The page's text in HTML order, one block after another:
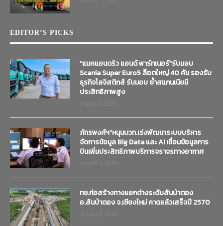
EDITOR’S PICKS
“แมคแอนดริว แอนด์ พาร์ทเนอร์”รับมอบ
Scania Super Euro5 ล็อตใหญ่ 40 คัน รองรับ
ธุรกิจโลจิสติกส์ รับมอบ ย้ำสแกนเนียมี
ประสิทธิภาพสูง
ภัทรพงศ์ฯ”หนุนบวท.เร่งพัฒนาระบบบริหาร
จัดการข้อมูล Big Data และ AI เชื่อมข้อมูลการ
บินเพิ่มประสิทธิภาพบริการจราจรทางอากาศ
ทช.ก่อสร้างทางแยกต่างระดับสันป่าตอง
อ.สันป่าตอง จ.เชียงใหม่ คาดแล้วเสร็จปี 2570